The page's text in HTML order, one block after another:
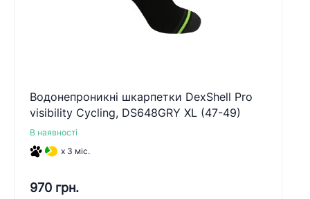
Водонепроникні шкарпетки DexShell Pro
visibility Cycling, DS648GRY XL (47-49)
В наявності
x 3 міс.
970 грн.